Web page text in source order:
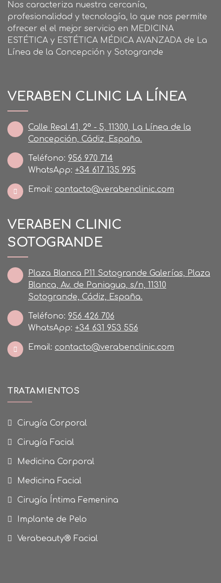
Nos caracteriza nuestra cercanía,
profesionalidad y tecnología, lo que nos permite
ofrecer el el mejor servicio en MEDICINA
ESTÉTICA y ESTÉTICA MÉDICA AVANZADA de La
Línea de la Concepción y Sotogrande
VERABEN CLINIC LA LÍNEA
Calle Real 41, 2º - 5, 11300, La Línea de la
Concepción, Cádiz, España.
Teléfono: 956 970 714
WhatsApp: +34 617 135 995
Email: contacto@verabenclinic.com
VERABEN CLINIC
SOTOGRANDE
Plaza Blanca P11 Sotogrande Galerías, Plaza
Blanca, Av. de Paniagua, s/n, 11310
Sotogrande, Cádiz, España.
Teléfono: 956 426 706
WhatsApp: +34 631 953 556
Email: contacto@verabenclinic.com
TRATAMIENTOS
Cirugía Corporal
Cirugía Facial
Medicina Corporal
Medicina Facial
Cirugía Íntima Femenina
Implante de Pelo
Verabeauty® Facial